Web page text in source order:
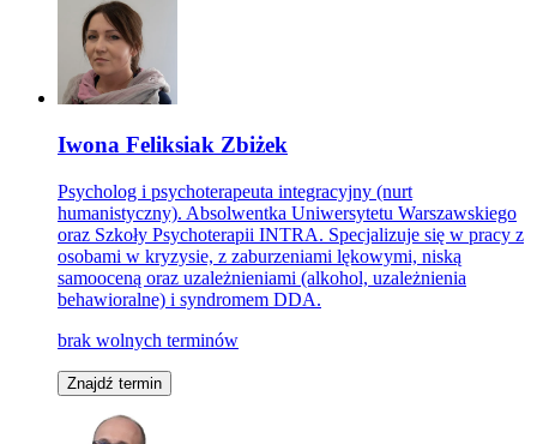
Iwona Feliksiak Zbiżek
Psycholog i psychoterapeuta integracyjny (nurt
humanistyczny). Absolwentka Uniwersytetu Warszawskiego
oraz Szkoły Psychoterapii INTRA. Specjalizuje się w pracy z
osobami w kryzysie, z zaburzeniami lękowymi, niską
samooceną oraz uzależnieniami (alkohol, uzależnienia
behawioralne) i syndromem DDA.
brak wolnych terminów
Znajdź termin